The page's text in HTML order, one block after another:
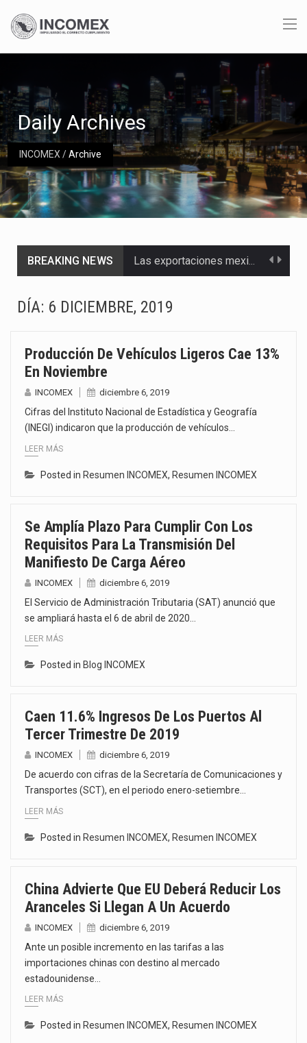
INCOMEX/Archive
Daily Archives
BREAKING NEWS Las exportaciones mexicanas de vehículos ligeros disminuyeron 9.67 % en julio a tasa anual, alcanzando…
Solo el 17.8 % de las empresas en México se considera totalmente preparada para la…
Los créditos fiscales determinados a empresas IMMEX rara vez nacen de una interpretación equivocada de…
La inversión fija bruta en México registró un aumento de 1.1% interanual en mayo de…
DÍA: 6 DICIEMBRE, 2019
Producción De Vehículos Ligeros Cae 13%
En Noviembre
INCOMEX diciembre 6, 2019
Cifras del Instituto Nacional de Estadística y Geografía
(INEGI) indicaron que la producción de vehículos…
LEER MÁS
Posted in Resumen INCOMEX, Resumen INCOMEX
Se Amplía Plazo Para Cumplir Con Los
Requisitos Para La Transmisión Del
Manifiesto De Carga Aéreo
INCOMEX diciembre 6, 2019
El Servicio de Administración Tributaria (SAT) anunció que
se ampliará hasta el 6 de abril de 2020…
LEER MÁS
Posted in Blog INCOMEX
Caen 11.6% Ingresos De Los Puertos Al
Tercer Trimestre De 2019
INCOMEX diciembre 6, 2019
De acuerdo con cifras de la Secretaría de Comunicaciones y
Transportes (SCT), en el periodo enero-setiembre…
LEER MÁS
Posted in Resumen INCOMEX, Resumen INCOMEX
China Advierte Que EU Deberá Reducir Los
Aranceles Si Llegan A Un Acuerdo
INCOMEX diciembre 6, 2019
Ante un posible incremento en las tarifas a las
importaciones chinas con destino al mercado
estadounidense…
LEER MÁS
Posted in Resumen INCOMEX, Resumen INCOMEX